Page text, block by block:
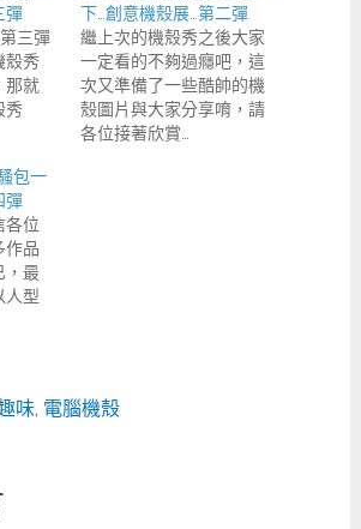
彈
三彈
殼秀
那就
秀
下…創意機殼展…第二彈
繼上次的機殼秀之後大家
一定看的不夠過癮吧，這
次又準備了一些酷帥的機
殼圖片與大家分享唷，請
各位接著欣賞…
包一
彈
各位
作品
，最
人型
味, 電腦機殼